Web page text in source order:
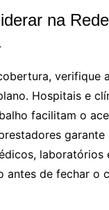
na Rede
verifique a
Hospitais e
facilitam o
garante
laboratórios
antes de fechar o